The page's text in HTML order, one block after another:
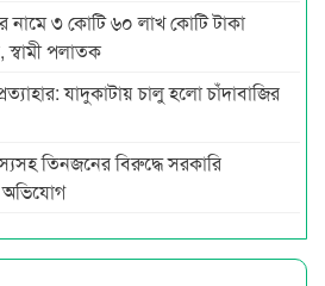
নামে ৩ কোটি ৬০ লাখ কোটি টাকা
স্বামী পলাতক
যাদুকাটায় চালু হলো চাঁদাবাজির
তিনজনের বিরুদ্ধে সরকারি
অভিযোগ